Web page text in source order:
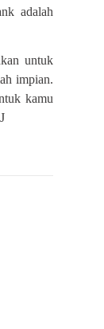
adalah
untuk
impian.
kamu
J